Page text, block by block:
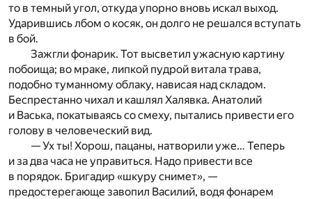
то в темный угол, откуда упорно вновь искал выход.
Ударившись лбом о косяк, он долго не решался вступать
в бой.
Зажгли фонарик. Тот высветил ужасную картину
побоища; во мраке, липкой пудрой витала трава,
подобно туманному облаку, нависая над складом.
Беспрестанно чихал и кашлял Халявка. Анатолий
и Васька, покатываясь со смеху, пытались привести его
голову в человеческий вид.
— Ух ты! Хорош, пацаны, натворили уже… Теперь
и за два часа не управиться. Надо привести все
в порядок. Бригадир «шкуру снимет», —
предостерегающе завопил Василий, водя фонарем